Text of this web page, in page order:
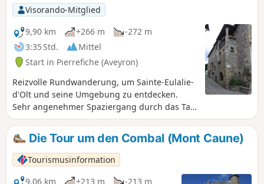
Visorando-Mitglied
9,90 km
+266 m
-272 m
3:35 Std.
Mittel
Start in Pierrefiche (Aveyron)
Reizvolle Rundwanderung, um Sainte-Eulalie-
d'Olt und seine Umgebung zu entdecken.
Sehr angenehmer Spaziergang durch das Tal,
Rundwanderung mit Besuch von Sainte-
Eulalie auf halber Strecke.
Die Tour um den Combal (Mont Caune)
Tourismusinformation
9,06 km
+213 m
-213 m